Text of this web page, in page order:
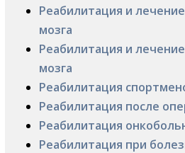
Реабилитация и
мозга
Реабилитация и
мозга
Реабилитация
Реабилитация после
Реабилитация
Реабилитация при